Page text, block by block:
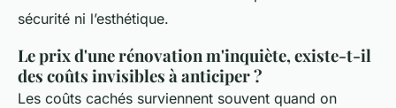
sécurité ni l’esthétique.
Le prix d'une rénovation m'inquiète, existe-t-il
des coûts invisibles à anticiper ?
Les coûts cachés surviennent souvent quand on